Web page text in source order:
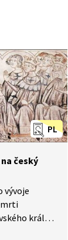
PL
český
vývoje
krále